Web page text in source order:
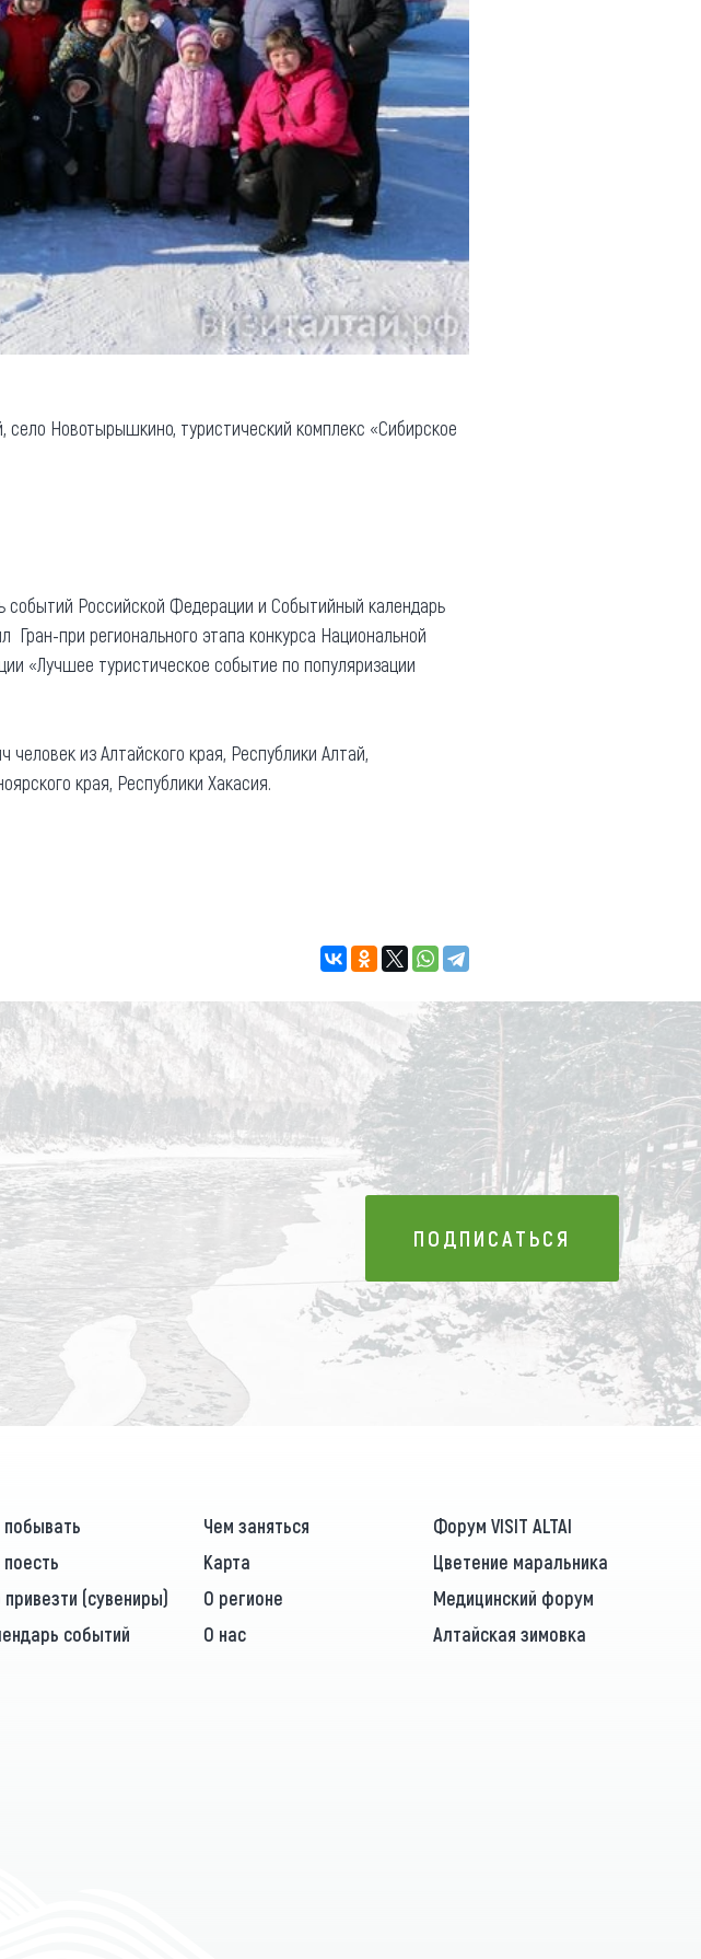
Новотырышкино, туристический комплекс «Сибирское
Российской Федерации и Событийный календарь
Гран-при регионального этапа конкурса Национальной
«Лучшее туристическое событие по популяризации
из Алтайского края, Республики Алтай,
края, Республики Хакасия.
ПОДПИСАТЬСЯ
ПОДПИСАТЬСЯ
побывать Чем заняться
Форум VISIT ALTAI
поесть Карта
Цветение маральника
привезти (сувениры) О регионе
Медицинский форум
событий О нас Алтайская зимовка